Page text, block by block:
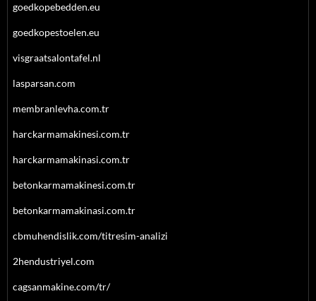
goedkopebedden.eu
goedkopestoelen.eu
visgraatsalontafel.nl
lasparsan.com
membranlevha.com.tr
harckarmamakinesi.com.tr
harckarmamakinasi.com.tr
betonkarmamakinesi.com.tr
betonkarmamakinasi.com.tr
cbmuhendislik.com/titresim-analizi
2hendustriyel.com
cagsanmakine.com/tr/